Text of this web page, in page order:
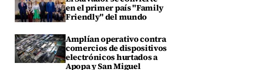
en el primer país "Family
Friendly" del mundo
Amplían operativo contra
comercios de dispositivos
electrónicos hurtados a
Apopa y San Miguel